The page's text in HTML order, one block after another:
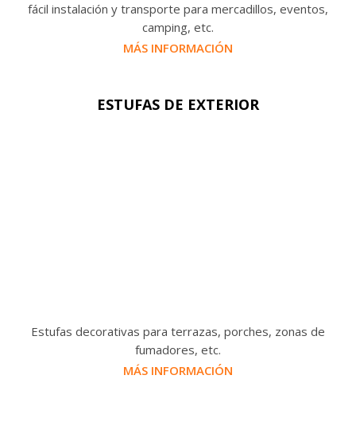
fácil instalación y transporte para mercadillos, eventos,
camping, etc.
MÁS INFORMACIÓN
ESTUFAS DE EXTERIOR
Estufas decorativas para terrazas, porches, zonas de
fumadores, etc.
MÁS INFORMACIÓN